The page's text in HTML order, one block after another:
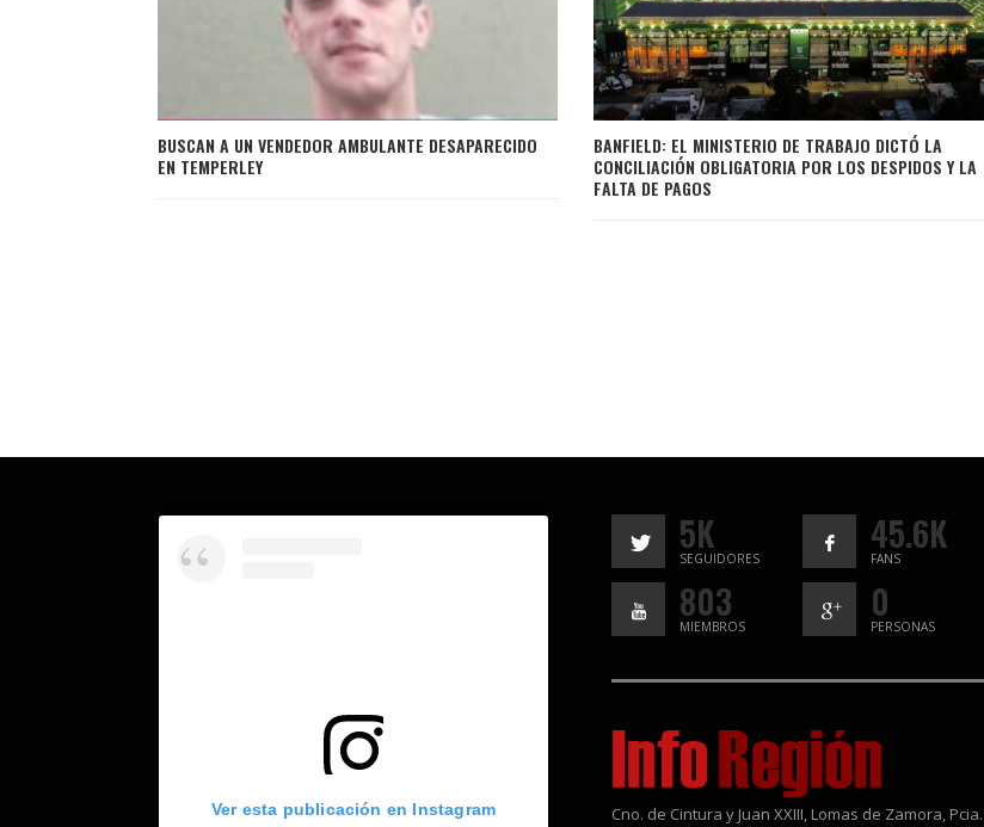
BUSCAN A UN VENDEDOR AMBULANTE DESAPARECIDO
EN TEMPERLEY
BANFIELD: EL MINISTERIO DE TRABAJO DICTÓ LA
CONCILIACIÓN OBLIGATORIA POR LOS DESPIDOS Y LA
FALTA DE PAGOS
Ver esta publicación en Instagram
5K
SEGUIDORES
45.6K
FANS
803
MIEMBROS
0
PERSONAS
Cno. de Cintura y Juan XXIII, Lomas de Zamora, Pcia.